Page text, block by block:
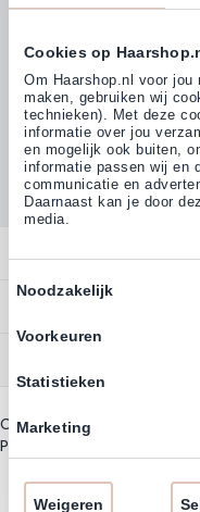
Cookies op
Om Haarshop.nl voor
maken, gebruiken wij
technieken). Met deze
informatie over jou
en mogelijk ook buiten,
informatie passen wij en
communicatie en
Daarnaast kan je door
media.
Noodzakelijk
Voorkeuren
Statistieken
Marketing
Weigeren
Contact
Overzicht
Contact
Account
Uitzonderingen acties
Annuleren
Bezorgen
Retourneren
Omruilen
Assortiment
Nieuwsbrief &
Volg ons
Copyright © 2003 - 2026 -
Privacy beleid